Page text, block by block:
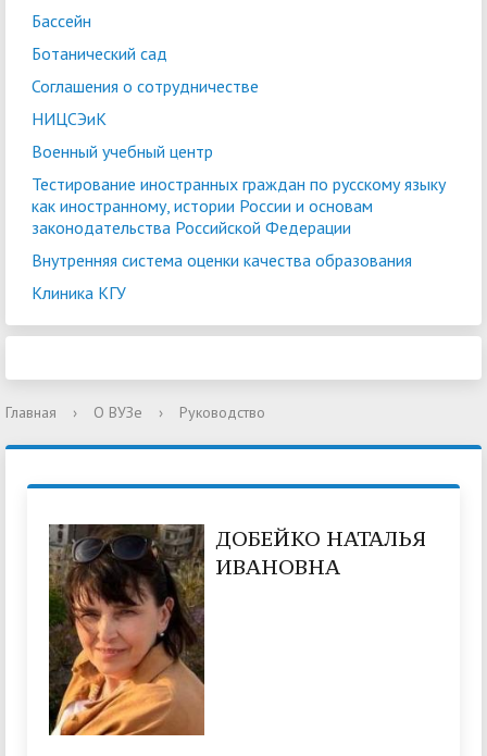
Бассейн
Ботанический сад
Соглашения о сотрудничестве
НИЦСЭиК
Военный учебный центр
Тестирование иностранных граждан по русскому языку
как иностранному, истории России и основам
законодательства Российской Федерации
Внутренняя система оценки качества образования
Клиника КГУ
Главная › О ВУЗе › Руководство
ДОБЕЙКО НАТАЛЬЯ
ИВАНОВНА